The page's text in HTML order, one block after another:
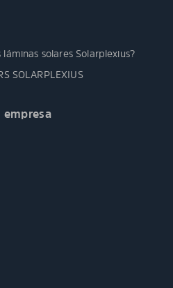
solares Solarplexius?
SOLARPLEXIUS